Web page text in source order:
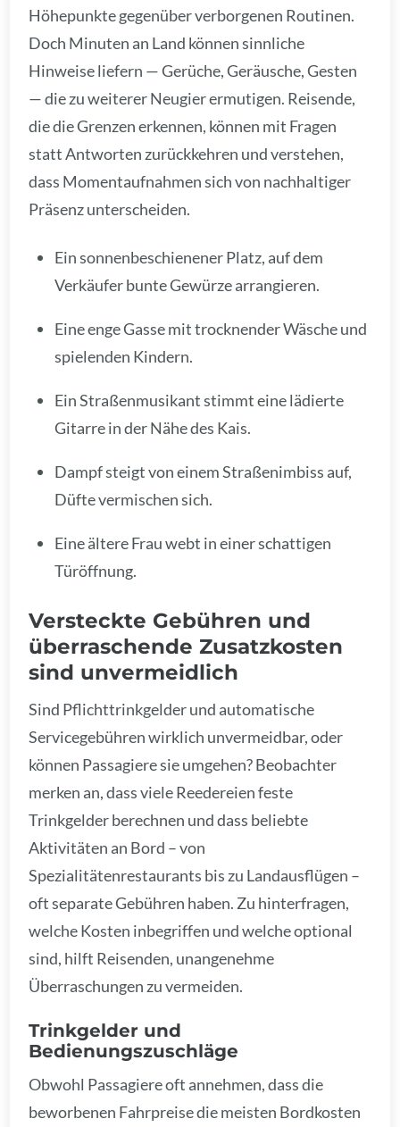
Höhepunkte gegenüber verborgenen Routinen.
Doch Minuten an Land können sinnliche
Hinweise liefern — Gerüche, Geräusche, Gesten
— die zu weiterer Neugier ermutigen. Reisende,
die die Grenzen erkennen, können mit Fragen
statt Antworten zurückkehren und verstehen,
dass Momentaufnahmen sich von nachhaltiger
Präsenz unterscheiden.
Ein sonnenbeschienener Platz, auf dem
Verkäufer bunte Gewürze arrangieren.
Eine enge Gasse mit trocknender Wäsche und
spielenden Kindern.
Ein Straßenmusikant stimmt eine lädierte
Gitarre in der Nähe des Kais.
Dampf steigt von einem Straßenimbiss auf,
Düfte vermischen sich.
Eine ältere Frau webt in einer schattigen
Türöffnung.
Versteckte Gebühren und
überraschende Zusatzkosten
sind unvermeidlich
Sind Pflichttrinkgelder und automatische
Servicegebühren wirklich unvermeidbar, oder
können Passagiere sie umgehen? Beobachter
merken an, dass viele Reedereien feste
Trinkgelder berechnen und dass beliebte
Aktivitäten an Bord – von
Spezialitätenrestaurants bis zu Landausflügen –
oft separate Gebühren haben. Zu hinterfragen,
welche Kosten inbegriffen und welche optional
sind, hilft Reisenden, unangenehme
Überraschungen zu vermeiden.
Trinkgelder und
Bedienungszuschläge
Obwohl Passagiere oft annehmen, dass die
beworbenen Fahrpreise die meisten Bordkosten